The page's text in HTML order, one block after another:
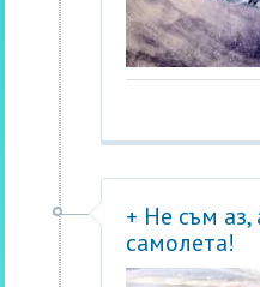
+ Не съм аз,
самолета!